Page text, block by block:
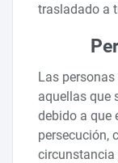
trasladado a
Las
aquellas que
debido a que
persecución,
circunstancia